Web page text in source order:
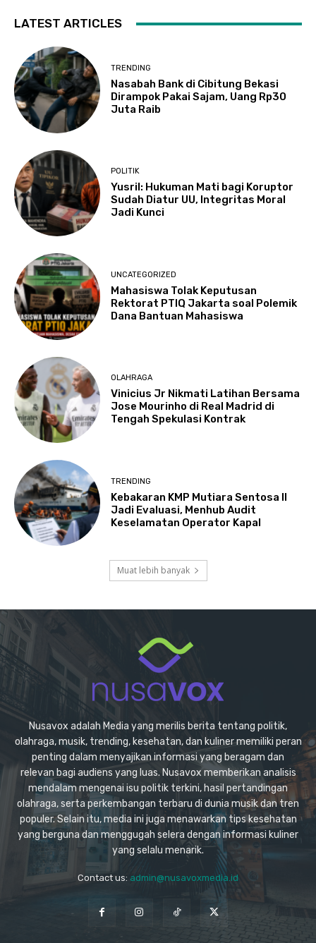
LATEST ARTICLES
TRENDING
Nasabah Bank di Cibitung Bekasi
Dirampok Pakai Sajam, Uang Rp30
Juta Raib
POLITIK
Yusril: Hukuman Mati bagi Koruptor
Sudah Diatur UU, Integritas Moral
Jadi Kunci
UNCATEGORIZED
Mahasiswa Tolak Keputusan
Rektorat PTIQ Jakarta soal Polemik
Dana Bantuan Mahasiswa
OLAHRAGA
Vinicius Jr Nikmati Latihan Bersama
Jose Mourinho di Real Madrid di
Tengah Spekulasi Kontrak
TRENDING
Kebakaran KMP Mutiara Sentosa II
Jadi Evaluasi, Menhub Audit
Keselamatan Operator Kapal
Muat lebih banyak
Nusavox adalah Media yang merilis berita tentang politik,
olahraga, musik, trending, kesehatan, dan kuliner memiliki peran
penting dalam menyajikan informasi yang beragam dan
relevan bagi audiens yang luas. Nusavox memberikan analisis
mendalam mengenai isu politik terkini, hasil pertandingan
olahraga, serta perkembangan terbaru di dunia musik dan tren
populer. Selain itu, media ini juga menawarkan tips kesehatan
yang berguna dan menggugah selera dengan informasi kuliner
yang selalu menarik.
Contact us: admin@nusavoxmedia.id